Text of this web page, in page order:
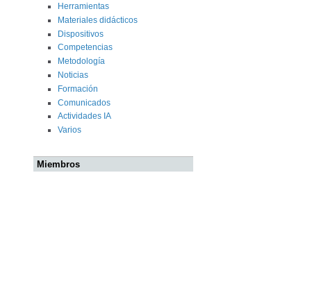
Herramientas
Materiales didácticos
Dispositivos
Competencias
Metodología
Noticias
Formación
Comunicados
Actividades IA
Varios
Miembros